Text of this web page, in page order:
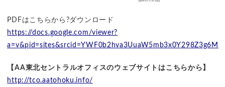
PDFはこちらから?ダウンロード
https://docs.google.com/viewer?
【AA東北セントラルオフィスのウェブサイトはこちらから】
http://tco.aatohoku.info/